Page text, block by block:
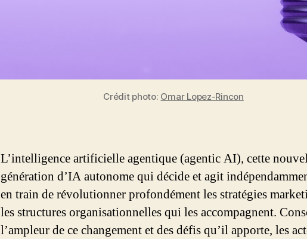
Crédit photo: Omar Lopez-Rincon
L’intelligence artificielle agentique (agentic AI), cette
génération d’IA autonome qui décide et agit
en train de révolutionner profondément les stratégies
les structures organisationnelles qui les accompagnent.
l’ampleur de ce changement et des défis qu’il apporte, les